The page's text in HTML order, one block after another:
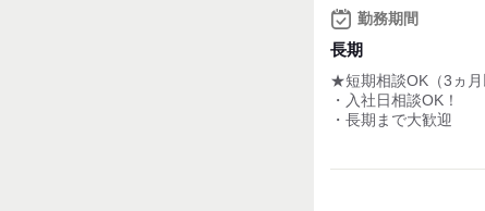
週5勤務で,,,40万円
②通常配送
例：日当15,000円×23
③企業配送
◆給与は、週払い相
勤務期間
長期
★短期相談OK（3ヵ月
・入社日相談OK！
・長期まで大歓迎